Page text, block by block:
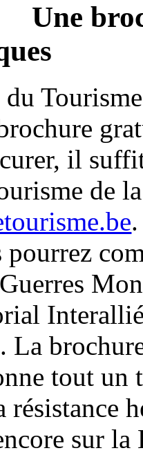
Une
il
de
tout un
résistance
sur